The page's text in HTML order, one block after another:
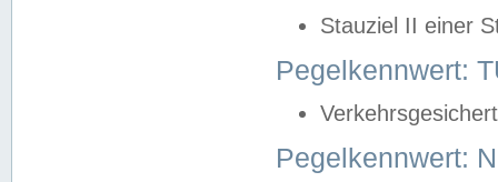
Stauziel II einer
Pegelkennwert:
Pegelkennwert: